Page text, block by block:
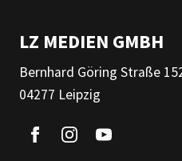
LZ MEDIEN GMBH
Bernhard Göring Straße
04277 Leipzig